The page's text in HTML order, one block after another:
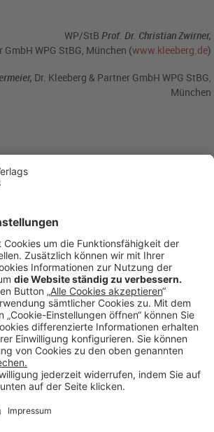
WP/StB Prof. Dr. Christian Zwirner,
GmbH WPG StBG, München (www.kleeberg.de)
Dr. Kleeberg & Partner GmbH WPG StBG,
München